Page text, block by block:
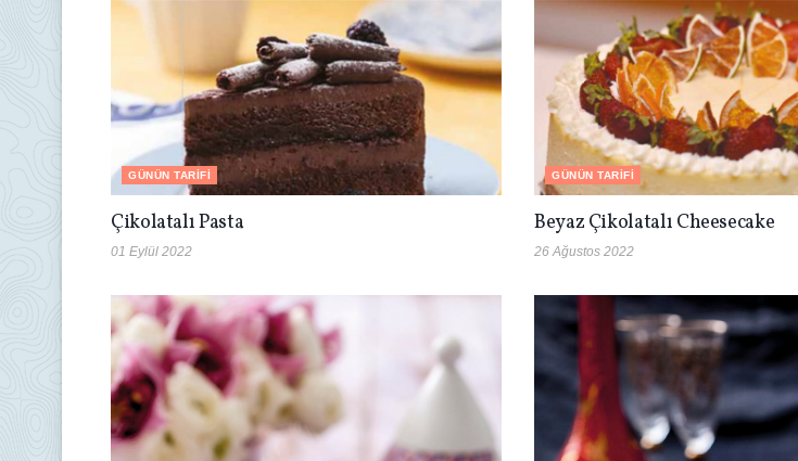
GÜNÜN TARIFI
Çikolatalı Pasta
01 Eylül 2022
GÜNÜN TARIFI
Beyaz Çikolatalı Cheesecake
26 Ağustos 2022